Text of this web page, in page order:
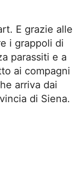
E grazie alle
i grappoli di
parassiti e a
ai compagni
arriva dai
di Siena.